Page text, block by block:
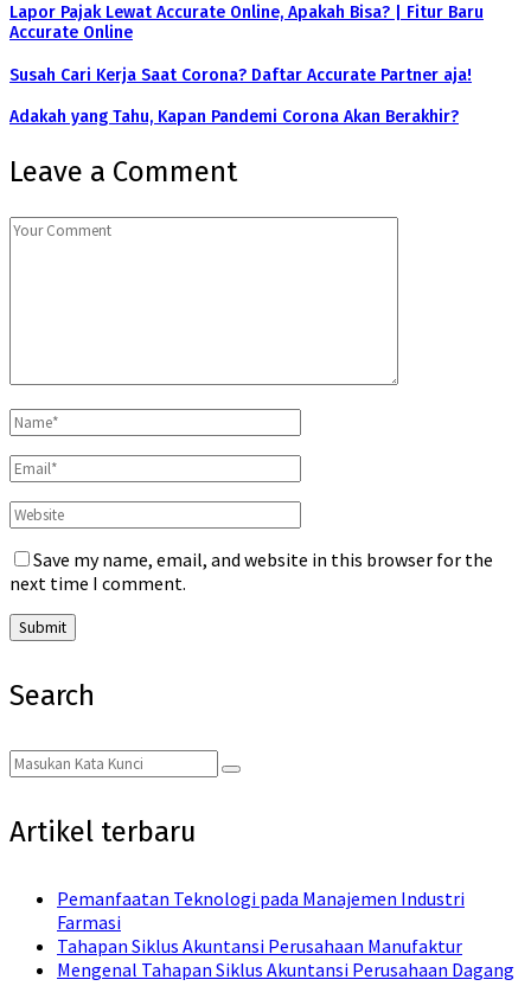
Lapor Pajak Lewat Accurate Online, Apakah Bisa? | Fitur Baru
Accurate Online
Susah Cari Kerja Saat Corona? Daftar Accurate Partner aja!
Adakah yang Tahu, Kapan Pandemi Corona Akan Berakhir?
Leave a Comment
Save my name, email, and website in this browser for the
next time I comment.
Search
Search
for:
Search
Artikel terbaru
Pemanfaatan Teknologi pada Manajemen Industri
Farmasi
Tahapan Siklus Akuntansi Perusahaan Manufaktur
Mengenal Tahapan Siklus Akuntansi Perusahaan Dagang